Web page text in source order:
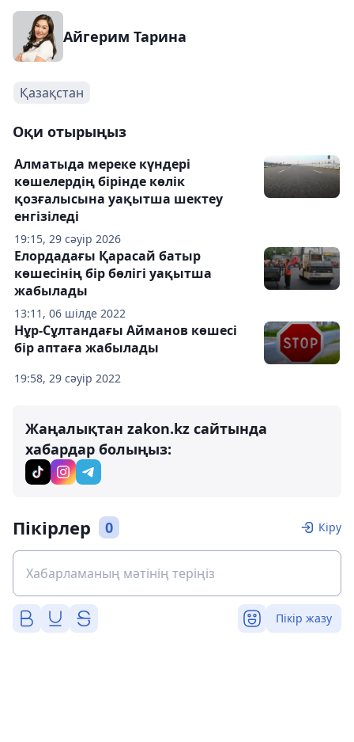
Айгерим Тарина
Қазақстан
Оқи отырыңыз
19:15, 29 сәуір 2026
Алматыда мереке күндері
көшелердің бірінде көлік
қозғалысына уақытша шектеу
енгізіледі
13:11, 06 шілде 2022
Елордадағы Қарасай батыр
көшесінің бір бөлігі уақытша
жабылады
19:58, 29 сәуір 2022
Нұр-Сұлтандағы Айманов көшесі
бір аптаға жабылады
Жаңалықтан zakon.kz сайтында
хабардар болыңыз:
Пікірлер 0 Кіру
Пікір жазу